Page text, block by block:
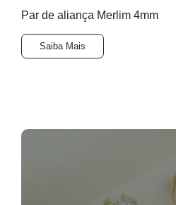
Par de aliança Merlim 4mm
Saiba Mais